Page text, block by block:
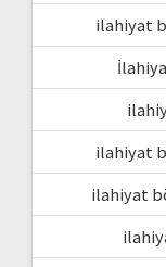
ilahiyat
ilahiyat
ilahiyat